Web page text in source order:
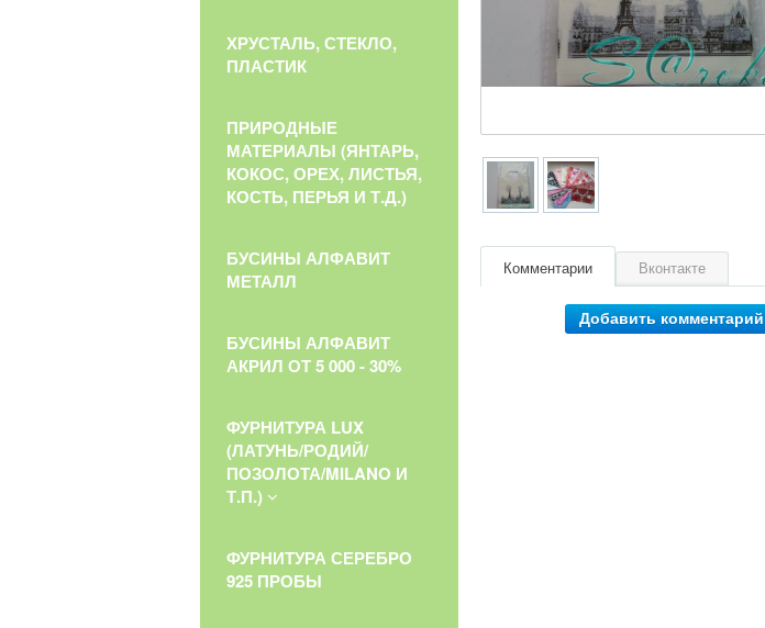
Комментарии Вконтакте
Добавить комментарий
ХРУСТАЛЬ, СТЕКЛО,
ПЛАСТИК
ПРИРОДНЫЕ
МАТЕРИАЛЫ (ЯНТАРЬ,
КОКОС, ОРЕХ, ЛИСТЬЯ,
КОСТЬ, ПЕРЬЯ И Т.Д.)
БУСИНЫ АЛФАВИТ
МЕТАЛЛ
БУСИНЫ АЛФАВИТ
АКРИЛ ОТ 5 000 - 30%
ФУРНИТУРА LUX
(ЛАТУНЬ/РОДИЙ/
ПОЗОЛОТА/MILANO И
Т.П.)
ФУРНИТУРА СЕРЕБРО
925 ПРОБЫ